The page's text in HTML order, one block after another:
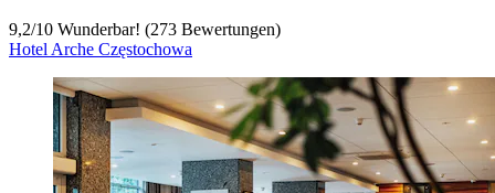
9,2/10 Wunderbar! (273 Bewertungen)
Hotel Arche Częstochowa